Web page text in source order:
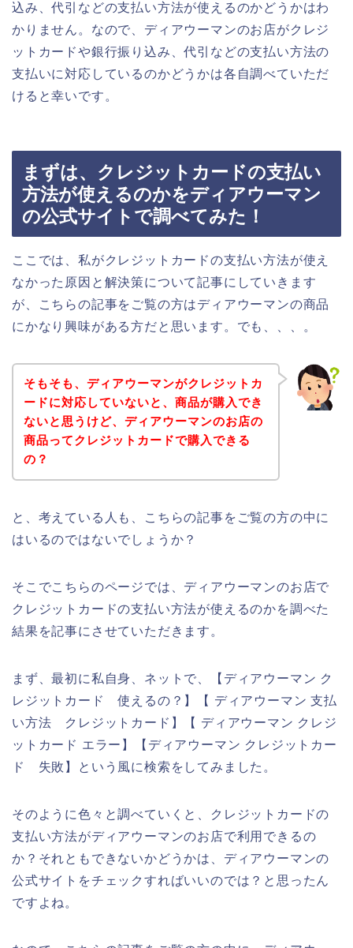
込み、代引などの支払い方法が使えるのかどうかはわ
かりません。なので、ディアウーマンのお店がクレジ
ットカードや銀行振り込み、代引などの支払い方法の
支払いに対応しているのかどうかは各自調べていただ
けると幸いです。
まずは、クレジットカードの支払い
方法が使えるのかをディアウーマン
の公式サイトで調べてみた！
ここでは、私がクレジットカードの支払い方法が使え
なかった原因と解決策について記事にしていきます
が、こちらの記事をご覧の方はディアウーマンの商品
にかなり興味がある方だと思います。でも、、、。
そもそも、ディアウーマンがクレジットカ
ードに対応していないと、商品が購入でき
ないと思うけど、ディアウーマンのお店の
商品ってクレジットカードで購入できる
の？
と、考えている人も、こちらの記事をご覧の方の中に
はいるのではないでしょうか？
そこでこちらのページでは、ディアウーマンのお店で
クレジットカードの支払い方法が使えるのかを調べた
結果を記事にさせていただきます。
まず、最初に私自身、ネットで、【ディアウーマン ク
レジットカード 使えるの？】【 ディアウーマン 支払
い方法 クレジットカード】【 ディアウーマン クレジ
ットカード エラー】【ディアウーマン クレジットカー
ド 失敗】という風に検索をしてみました。
そのように色々と調べていくと、クレジットカードの
支払い方法がディアウーマンのお店で利用できるの
か？それともできないかどうかは、ディアウーマンの
公式サイトをチェックすればいいのでは？と思ったん
ですよね。